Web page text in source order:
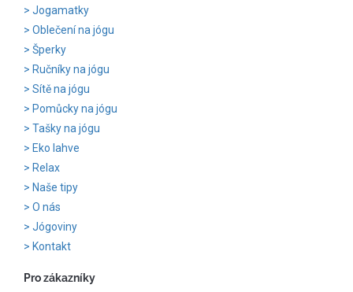
Jogamatky
Oblečení na jógu
Šperky
Ručníky na jógu
Sítě na jógu
Pomůcky na jógu
Tašky na jógu
Eko lahve
Relax
Naše tipy
O nás
Jógoviny
Kontakt
Pro zákazníky